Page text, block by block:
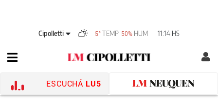
Cipolletti 5°TEMP 50% HUM 11:14 HS
ESCUCHÁ LU5